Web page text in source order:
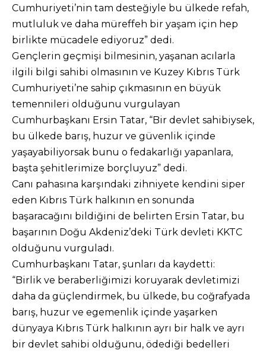
Cumhuriyeti’nin tam desteğiyle bu ülkede refah,
mutluluk ve daha müreffeh bir yaşam için hep
birlikte mücadele ediyoruz” dedi.
Gençlerin geçmişi bilmesinin, yaşanan acılarla
ilgili bilgi sahibi olmasının ve Kuzey Kıbrıs Türk
Cumhuriyeti’ne sahip çıkmasının en büyük
temennileri olduğunu vurgulayan
Cumhurbaşkanı Ersin Tatar, “Bir devlet sahibiysek,
bu ülkede barış, huzur ve güvenlik içinde
yaşayabiliyorsak bunu o fedakarlığı yapanlara,
başta şehitlerimize borçluyuz” dedi.
Canı pahasına karşındaki zihniyete kendini siper
eden Kıbrıs Türk halkının en sonunda
başaracağını bildiğini de belirten Ersin Tatar, bu
başarının Doğu Akdeniz’deki Türk devleti KKTC
olduğunu vurguladı.
Cumhurbaşkanı Tatar, şunları da kaydetti:
“Birlik ve beraberliğimizi koruyarak devletimizi
daha da güçlendirmek, bu ülkede, bu coğrafyada
barış, huzur ve egemenlik içinde yaşarken
dünyaya Kıbrıs Türk halkının ayrı bir halk ve ayrı
bir devlet sahibi olduğunu, ödediği bedelleri